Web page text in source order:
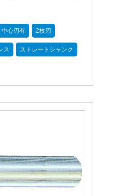
中心刃有 2枚刃
ス ストレートシャンク